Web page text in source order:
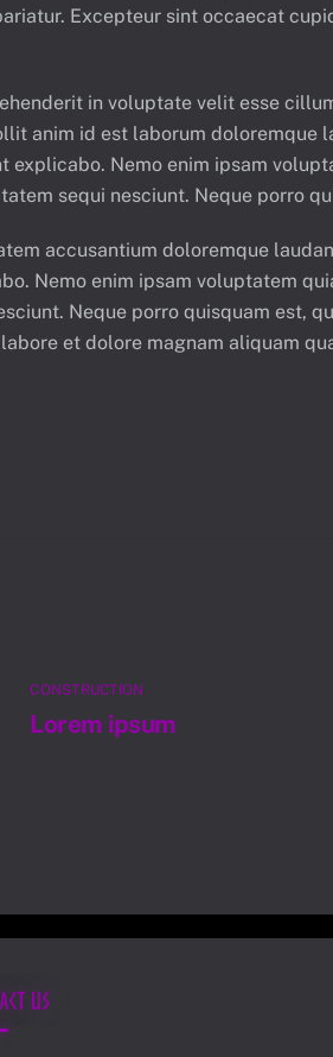
Excepteur sint occaecat
in voluptate velit esse
anim id est laborum doloremque
Nemo enim ipsam
sequi nesciunt. Neque porro
accusantium doloremque
Nemo enim ipsam voluptatem
Neque porro quisquam est,
et dolore magnam aliquam
CONSTRUCTION
Lorem ipsum
Us